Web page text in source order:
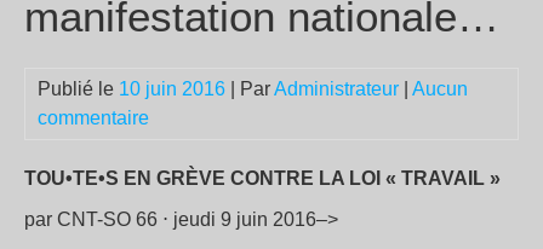
manifestation nationale…
Publié le 10 juin 2016 | ParAdministrateur
Aucun
commentaire
TOU•TE•S EN GRÈVE CONTRE LA LOI « TRAVAIL »
par CNT-SO 66 ⋅ jeudi 9 juin 2016–>